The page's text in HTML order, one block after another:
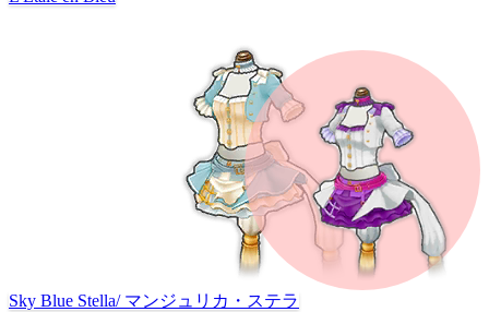
Sky Blue Stella/ マンジュリカ・ステラ